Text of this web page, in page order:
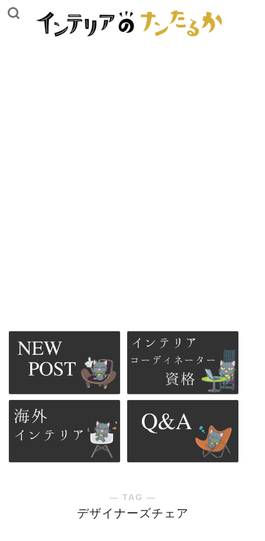
― TAG ―
デザイナーズチェア